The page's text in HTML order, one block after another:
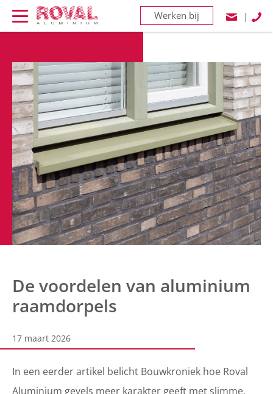
Werken bij |
De voordelen van aluminium
raamdorpels
17 maart 2026
In een eerder artikel belicht Bouwkroniek hoe Roval
Aluminium gevels meer karakter geeft met slimme,